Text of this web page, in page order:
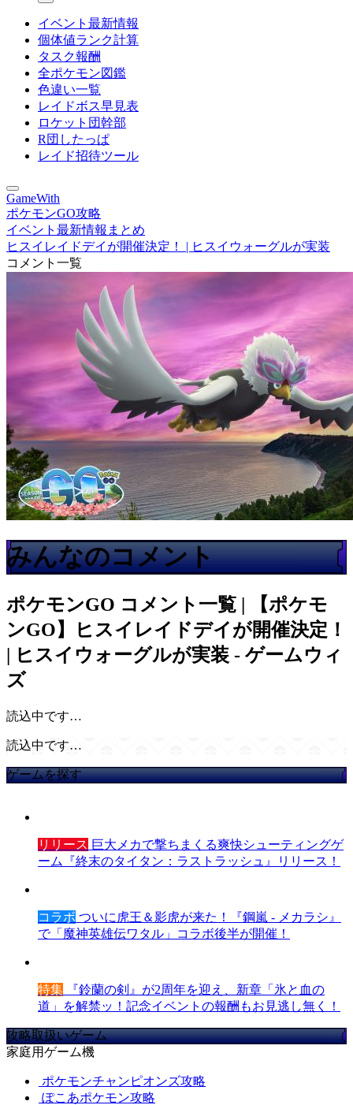
イベント最新情報
個体値ランク計算
タスク報酬
全ポケモン図鑑
色違い一覧
レイドボス早見表
ロケット団幹部
R団したっぱ
レイド招待ツール
GameWith
ポケモンGO攻略
イベント最新情報まとめ
ヒスイレイドデイが開催決定！ | ヒスイウォーグルが実装
コメント一覧
みんなのコメント
ポケモンGO コメント一覧 | 【ポケモ
ンGO】ヒスイレイドデイが開催決定！
| ヒスイウォーグルが実装 - ゲームウィ
ズ
読込中です…
読込中です…
ゲームを探す
リリース 巨大メカで撃ちまくる爽快シューティングゲ
ーム『終末のタイタン：ラストラッシュ』リリース！
コラボ ついに虎王＆影虎が来た！『鋼嵐 - メカラシ』
で「魔神英雄伝ワタル」コラボ後半が開催！
特集 『鈴蘭の剣』が2周年を迎え、新章「氷と血の
道」を解禁ッ！記念イベントの報酬もお見逃し無く！
攻略取扱いゲーム
家庭用ゲーム機
ポケモンチャンピオンズ攻略
ぽこあポケモン攻略